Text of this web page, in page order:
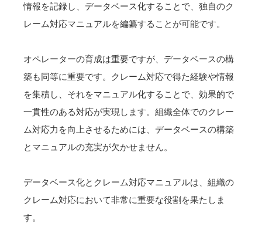
情報を記録し、データベース化することで、独自のク
レーム対応マニュアルを編纂することが可能です。
オペレーターの育成は重要ですが、データベースの構
築も同等に重要です。クレーム対応で得た経験や情報
を集積し、それをマニュアル化することで、効果的で
一貫性のある対応が実現します。組織全体でのクレー
ム対応力を向上させるためには、データベースの構築
とマニュアルの充実が欠かせません。
データベース化とクレーム対応マニュアルは、組織の
クレーム対応において非常に重要な役割を果たしま
す。